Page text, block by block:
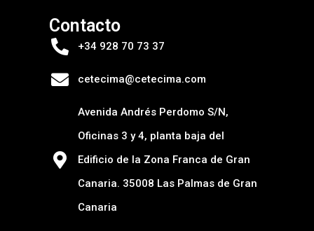
Contacto
+34 928 70 73 37
cetecima@cetecima.com
Avenida Andrés Perdomo S/N,
Oficinas 3 y 4, planta baja del
Edificio de la Zona Franca de Gran
Canaria. 35008 Las Palmas de Gran
Canaria